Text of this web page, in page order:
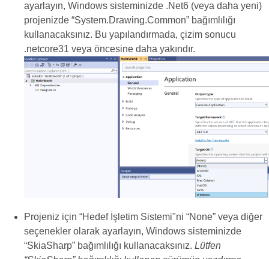
ayarlayın, Windows sisteminizde .Net6 (veya daha yeni)
projenizde “System.Drawing.Common” bağımlılığı
kullanacaksınız. Bu yapılandırmada, çizim sonucu
.netcore31 veya öncesine daha yakındır.
Projeniz için “Hedef İşletim Sistemi"ni “None” veya diğer
seçenekler olarak ayarlayın, Windows sisteminizde
“SkiaSharp” bağımlılığı kullanacaksınız. Lütfen